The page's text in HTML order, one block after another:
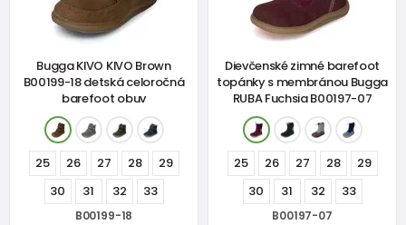
Bugga KIVO KIVO Brown
B00199-18 detská celoročná
barefoot obuv
25 26 27 28
29
30
31 32 33
B00199-18
Dievčenské zimné barefoot
topánky s membránou Bugga
RUBA Fuchsia B00197-07
25 26 27 28
29
30
31 32 33
B00197-07